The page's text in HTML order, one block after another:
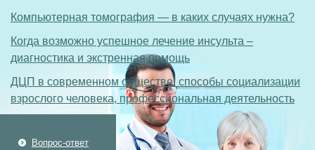
Компьютерная томография — в каких случаях нужна?
Когда возможно успешное лечение инсульта –
диагностика и экстренная помощь
ДЦП в современном обществе: способы социализации
взрослого человека, профессиональная деятельность
Вопрос-ответ